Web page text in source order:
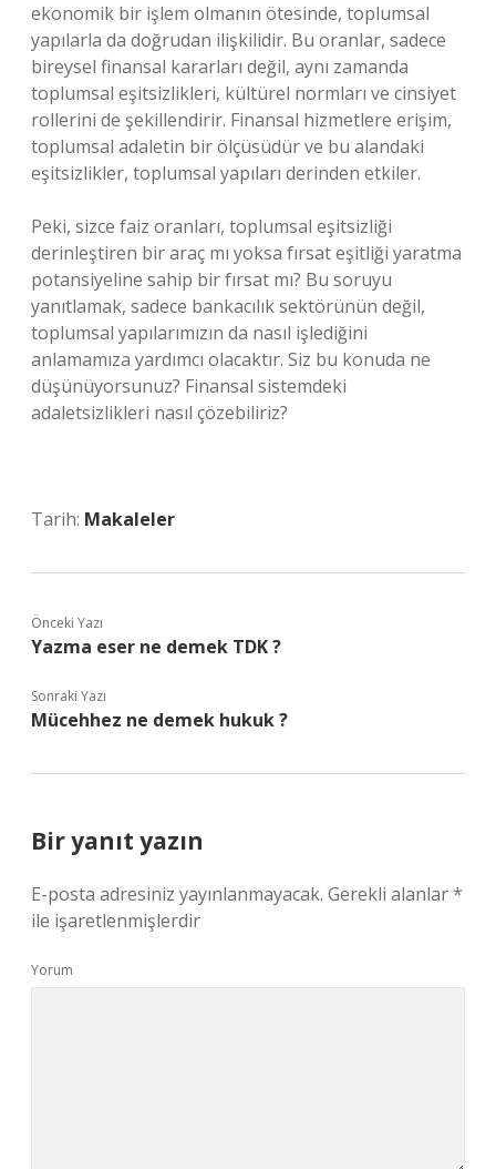
ekonomik bir işlem olmanın ötesinde, toplumsal
yapılarla da doğrudan ilişkilidir. Bu oranlar, sadece
bireysel finansal kararları değil, aynı zamanda
toplumsal eşitsizlikleri, kültürel normları ve cinsiyet
rollerini de şekillendirir. Finansal hizmetlere erişim,
toplumsal adaletin bir ölçüsüdür ve bu alandaki
eşitsizlikler, toplumsal yapıları derinden etkiler.
Peki, sizce faiz oranları, toplumsal eşitsizliği
derinleştiren bir araç mı yoksa fırsat eşitliği yaratma
potansiyeline sahip bir fırsat mı? Bu soruyu
yanıtlamak, sadece bankacılık sektörünün değil,
toplumsal yapılarımızın da nasıl işlediğini
anlamamıza yardımcı olacaktır. Siz bu konuda ne
düşünüyorsunuz? Finansal sistemdeki
adaletsizlikleri nasıl çözebiliriz?
Tarih: Makaleler
Önceki Yazı
Yazma eser ne demek TDK ?
Sonraki Yazı
Mücehhez ne demek hukuk ?
Bir yanıt yazın
E-posta adresiniz yayınlanmayacak. Gerekli alanlar*
ile işaretlenmişlerdir
Yorum